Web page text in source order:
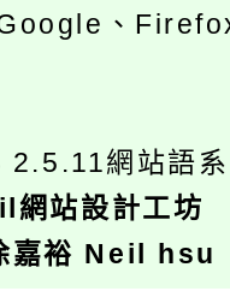
、
2.5.11網站語
網站設計工坊
嘉裕 Neil hsu